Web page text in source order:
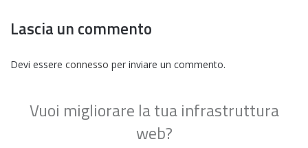
Lascia un commento
Devi essere connesso per inviare un commento.
Vuoi migliorare la tua infrastruttura
web?